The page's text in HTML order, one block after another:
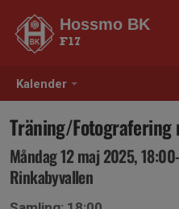
Kalender
Hossmo BK
F17
Träning/Fotografering
Måndag 12 maj 2025,
Rinkabyvallen